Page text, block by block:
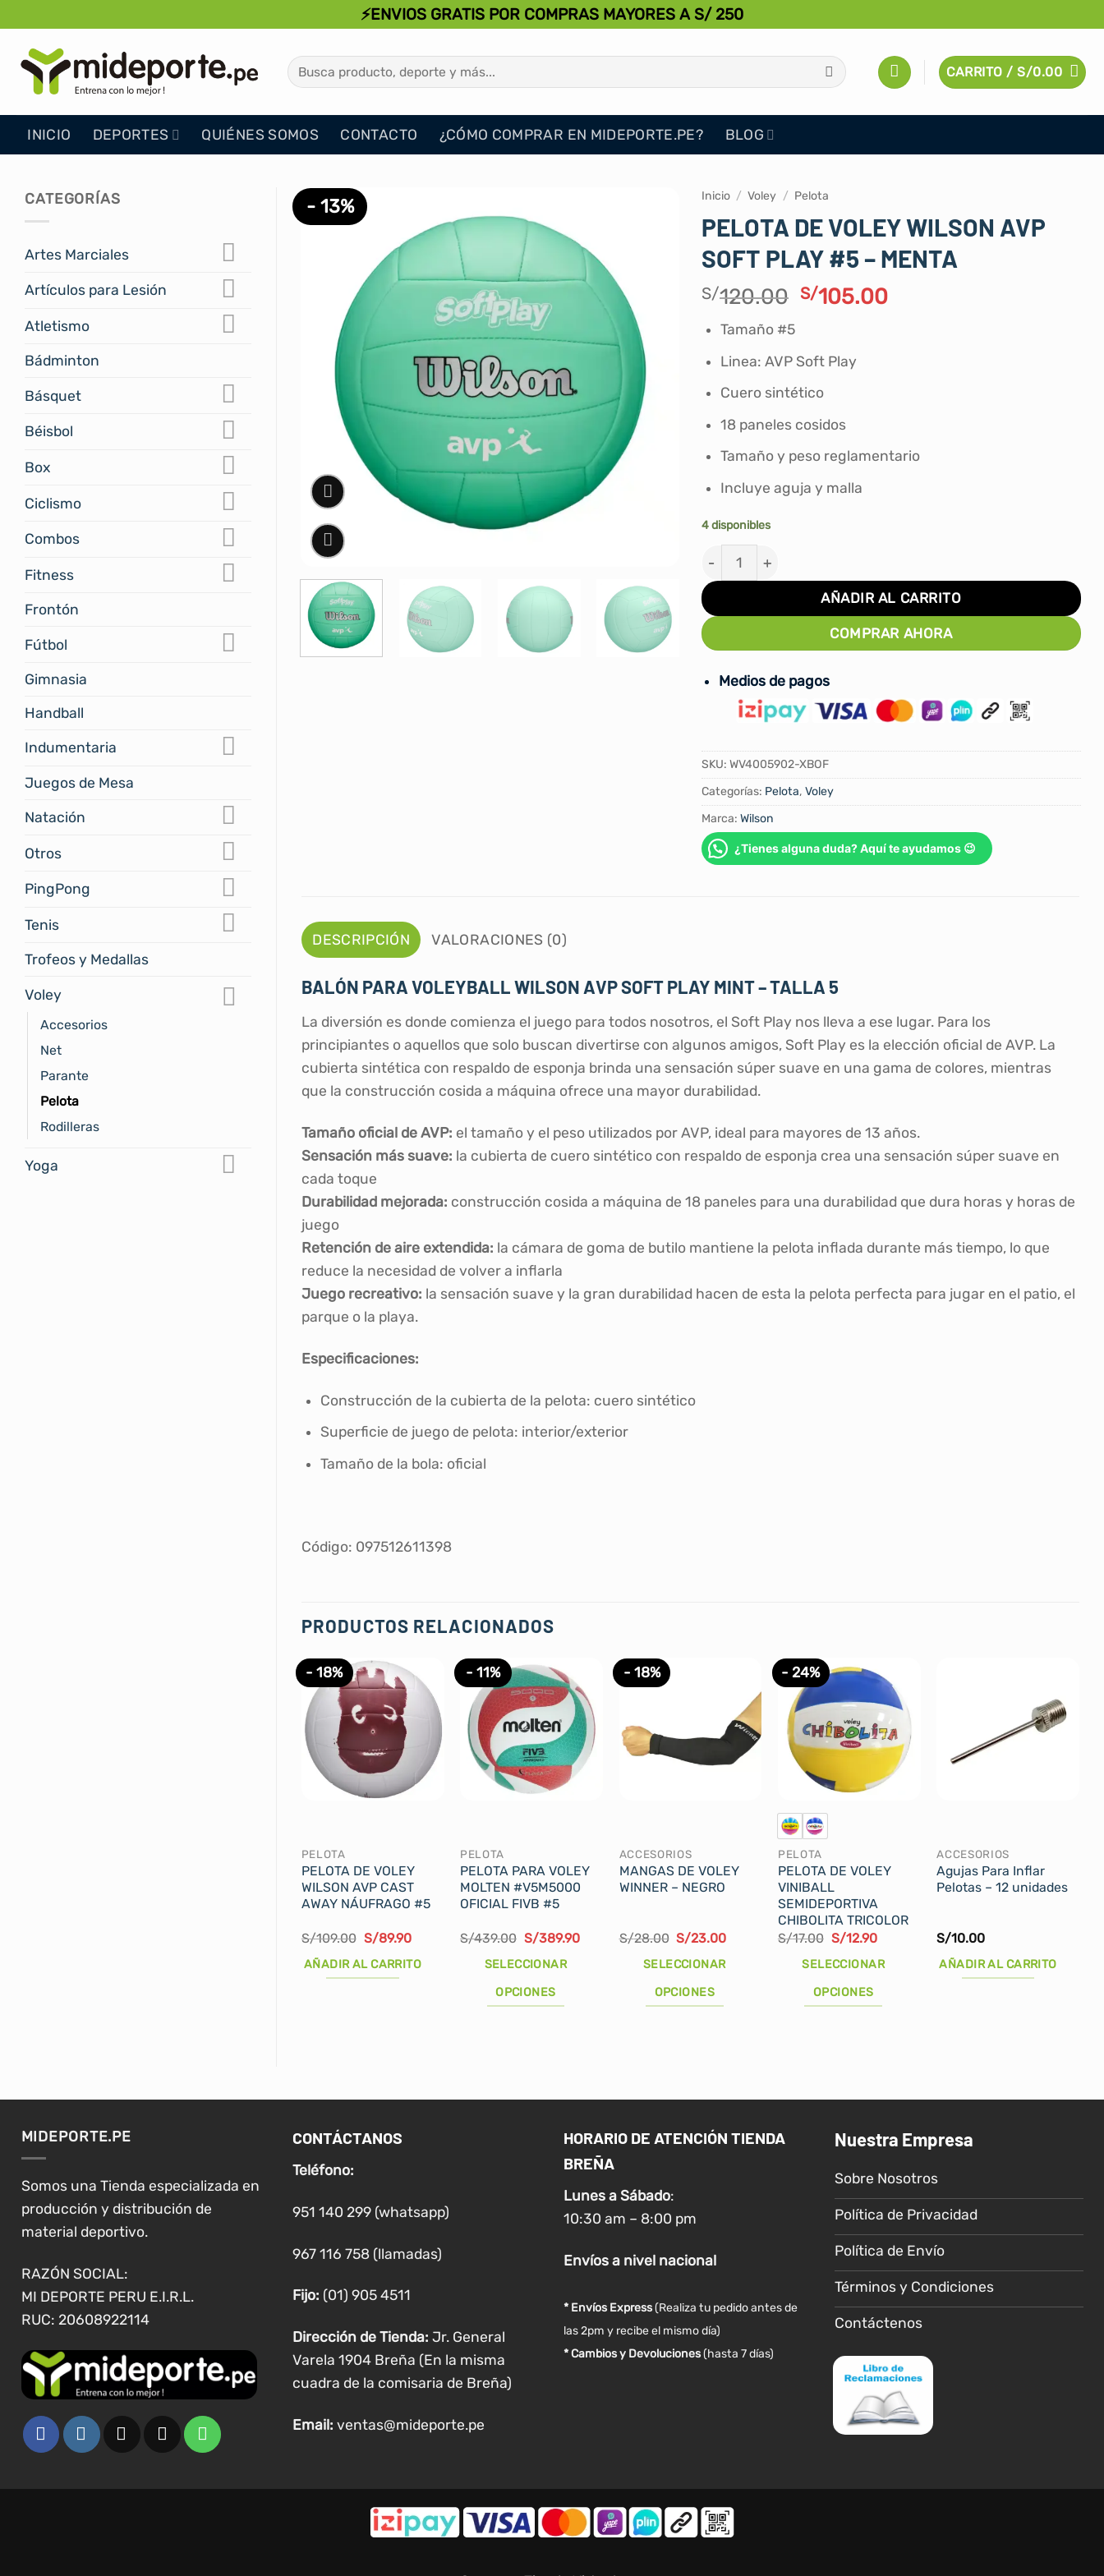
al
contenido
⚡ENVIOS GRATIS POR COMPRAS MAYORES A S/ 250
Buscar
por:
CARRITO /S/0.00
INICIO DEPORTES QUIÉNES SOMOS CONTACTO ¿CÓMO COMPRAR EN MIDEPORTE.PE? BLOG
CATEGORÍAS
Artes Marciales
Artículos para Lesión
Atletismo
Bádminton
Básquet
Béisbol
Box
Ciclismo
Combos
Fitness
Frontón
Fútbol
Gimnasia
Handball
Indumentaria
Juegos de Mesa
Natación
Otros
PingPong
Tenis
Trofeos y Medallas
Voley
Accesorios
Net
Parante
Pelota
Rodilleras
Yoga
- 13% Inicio / Voley / Pelota
PELOTA DE VOLEY WILSON AVP
SOFT PLAY #5 – MENTA
S/120.00 El
era:
S/120.00.
S/105.00El
Tamaño #5
Linea: AVP Soft Play
Cuero sintético
18 paneles cosidos
Tamaño y peso reglamentario
Incluye aguja y malla
4 disponibles
PELOTA DE VOLEY WILSON AVP SOFT PLAY #5 - MENTA
AÑADIR AL CARRITO
COMPRAR AHORA
Medios de pagos
SKU: WV4005902-XBOF
Categorías: Pelota, Voley
Marca: Wilson
¿Tienes alguna duda? Aquí te ayudamos 😉
DESCRIPCIÓN VALORACIONES (0)
BALÓN PARA VOLEYBALL WILSON AVP SOFT PLAY MINT – TALLA 5
La diversión es donde comienza el juego para todos nosotros, el Soft Play nos lleva a ese lugar. Para los
principiantes o aquellos que solo buscan divertirse con algunos amigos, Soft Play es la elección oficial de AVP. La
cubierta sintética con respaldo de esponja brinda una sensación súper suave en una gama de colores, mientras
que la construcción cosida a máquina ofrece una mayor durabilidad.
Tamaño oficial de AVP: el tamaño y el peso utilizados por AVP, ideal para mayores de 13 años.
Sensación más suave: la cubierta de cuero sintético con respaldo de esponja crea una sensación súper suave en
cada toque
Durabilidad mejorada: construcción cosida a máquina de 18 paneles para una durabilidad que dura horas y horas de
juego
Retención de aire extendida: la cámara de goma de butilo mantiene la pelota inflada durante más tiempo, lo que
reduce la necesidad de volver a inflarla
Juego recreativo: la sensación suave y la gran durabilidad hacen de esta la pelota perfecta para jugar en el patio, el
parque o la playa.
Especificaciones:
Construcción de la cubierta de la pelota: cuero sintético
Superficie de juego de pelota: interior/exterior
Tamaño de la bola: oficial
Código: 097512611398
PRODUCTOS RELACIONADOS
- 18%
PELOTA
PELOTA DE VOLEY
WILSON AVP CAST
AWAY NÁUFRAGO #5
S/109.00 El
precio
original
era:
S/89.90El
actual
AÑADIR AL CARRITO
- 11%
PELOTA
PELOTA PARA VOLEY
MOLTEN #V5M5000
OFICIAL FIVB #5
S/439.00 El
precio
original
S/439.00.
S/389.90El
SELECCIONAR
OPCIONES
variantes.
- 18%
ACCESORIOS
MANGAS DE VOLEY
WINNER – NEGRO
S/28.00 El
precio
original
S/28.00.
S/23.00El
SELECCIONAR
OPCIONES
variantes.
opciones
elegir
en
página
producto
- 24%
PELOTA
PELOTA DE VOLEY
VINIBALL
SEMIDEPORTIVA
CHIBOLITA TRICOLOR
S/17.00 El
precio
original
S/17.00.
S/12.90El
actual
SELECCIONAR
OPCIONES
variantes.
opciones
producto
ACCESORIOS
Agujas Para Inflar
Pelotas – 12 unidades
S/10.00
AÑADIR AL CARRITO
MIDEPORTE.PE
Somos una Tienda especializada en
producción y distribución de
material deportivo.
RAZÓN SOCIAL:
MI DEPORTE PERU E.I.R.L.
RUC: 20608922114
CONTÁCTANOS
Teléfono:
951 140 299 (whatsapp)
967 116 758 (llamadas)
Fijo: (01) 905 4511
Dirección de Tienda: Jr. General
Varela 1904 Breña (En la misma
cuadra de la comisaria de Breña)
Email: ventas@mideporte.pe
HORARIO DE ATENCIÓN TIENDA
BREÑA
Lunes a Sábado:
10:30 am – 8:00 pm
Envíosa nivel nacional
* Envíos Express(Realiza tu pedido antes de
las 2pm y recibe el mismo día)
* Cambios y Devoluciones (hasta 7 días)
Nuestra Empresa
Sobre Nosotros
Política de Privacidad
Política de Envío
Términos y Condiciones
Contáctenos